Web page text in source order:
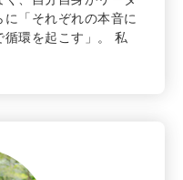
「それぞれの本音に
環を起こす」。 私